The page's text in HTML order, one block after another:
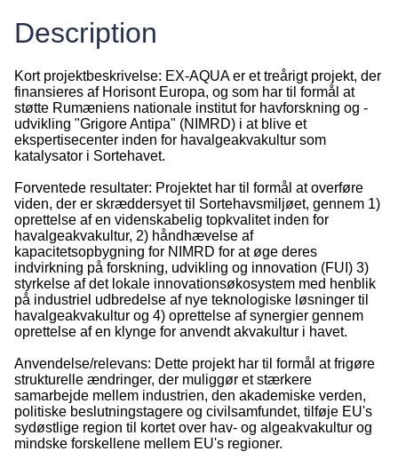
Description
Kort projektbeskrivelse: EX-AQUA er et treårigt projekt, der
finansieres af Horisont Europa, og som har til formål at
støtte Rumæniens nationale institut for havforskning og -
udvikling "Grigore Antipa" (NIMRD) i at blive et
ekspertisecenter inden for havalgeakvakultur som
katalysator i Sortehavet.
Forventede resultater: Projektet har til formål at overføre
viden, der er skræddersyet til Sortehavsmiljøet, gennem 1)
oprettelse af en videnskabelig topkvalitet inden for
havalgeakvakultur, 2) håndhævelse af
kapacitetsopbygning for NIMRD for at øge deres
indvirkning på forskning, udvikling og innovation (FUI) 3)
styrkelse af det lokale innovationsøkosystem med henblik
på industriel udbredelse af nye teknologiske løsninger til
havalgeakvakultur og 4) oprettelse af synergier gennem
oprettelse af en klynge for anvendt akvakultur i havet.
Anvendelse/relevans: Dette projekt har til formål at frigøre
strukturelle ændringer, der muliggør et stærkere
samarbejde mellem industrien, den akademiske verden,
politiske beslutningstagere og civilsamfundet, tilføje EU's
sydøstlige region til kortet over hav- og algeakvakultur og
mindske forskellene mellem EU's regioner.